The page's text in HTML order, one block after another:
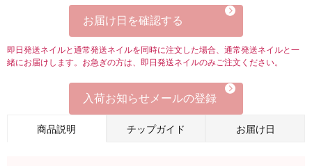
お届け日を確認する
即日発送ネイルと通常発送ネイルを同時に注文した場合、通常発送ネイルと一
緒にお届けします。お急ぎの方は、即日発送ネイルのみご注文ください。
入荷お知らせメールの登録
商品説明 チップガイド お届け日